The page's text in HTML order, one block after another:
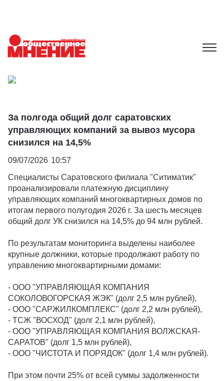
За полгода общий долг саратовских
управляющих компаний за вывоз мусора
снизился на 14,5%
09/07/2026 10:57
Специалисты Саратовского филиала "Ситиматик"
проанализировали платежную дисциплину
управляющих компаний многоквартирных домов по
итогам первого полугодия 2026 г. За шесть месяцев
общий долг УК снизился на 14,5% до 94 млн рублей.
По результатам мониторинга выделены наиболее
крупные должники, которые продолжают работу по
управлению многоквартирными домами:
- ООО "УПРАВЛЯЮЩАЯ КОМПАНИЯ
СОКОЛОВОГОРСКАЯ ЖЭК" (долг 2,5 млн рублей),
- ООО "САРЖИЛКОМПЛЕКС" (долг 2,2 млн рублей),
- ТСЖ "ВОСХОД" (долг 2,1 млн рублей),
- ООО "УПРАВЛЯЮЩАЯ КОМПАНИЯ ВОЛЖСКАЯ-
САРАТОВ" (долг 1,5 млн рублей),
- ООО "ЧИСТОТА И ПОРЯДОК" (долг 1,4 млн рублей).
При этом почти 25% от всей суммы задолженности